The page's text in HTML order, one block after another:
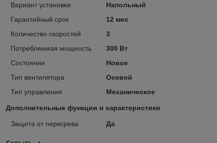
Вариант установки
Напольный
Гарантийный срок
12 мес
Количество скоростей
3
Потребляемая мощность
300 Вт
Состояние
Новое
Тип вентилятора
Осевой
Тип управления
Механическое
Дополнительные функции и характеристики
Защита от перегрева Да